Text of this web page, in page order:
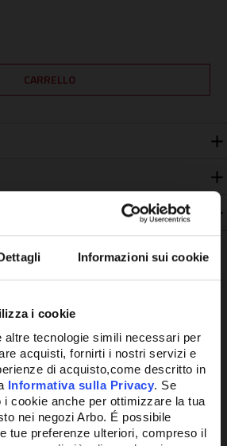
Informazioni sui cookie
i cookie
altre tecnologie simili necessari per
acquisti, fornirti i nostri servizi e
di acquisto,come descritto in
Informativa sulla Privacy. Se
cookie anche per ottimizzare la tua
nei negozi Arbo. É possibile
tue preferenze ulteriori, compreso il
anche interessarti